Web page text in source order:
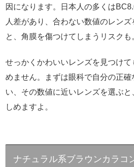
因になります。日本人の多くは
人差があり、合わない数値のレン
と、角膜を傷つけてしまうリスクも
せっかくかわいいレンズを見つけ
めません。まずは眼科で自分の正
い、その数値に近いレンズを選ぶ
しめますよ。
ナチュラル系ブラウンカラコ